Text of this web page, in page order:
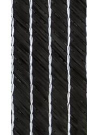
Kleben
Fasern